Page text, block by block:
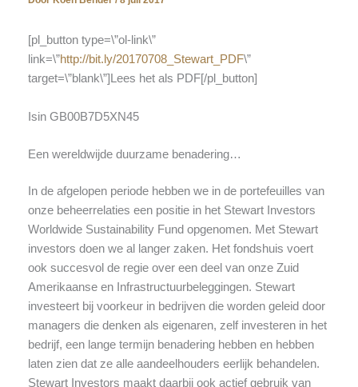
[pl_button type=\”ol-link\”
link=\”http://bit.ly/20170708_Stewart_PDF\”
target=\”blank\”]Lees het als PDF[/pl_button]
Isin GB00B7D5XN45
Een wereldwijde duurzame benadering…
In de afgelopen periode hebben we in de portefeuilles van
onze beheerrelaties een positie in het Stewart Investors
Worldwide Sustainability Fund opgenomen. Met Stewart
investors doen we al langer zaken. Het fondshuis voert
ook succesvol de regie over een deel van onze Zuid
Amerikaanse en Infrastructuurbeleggingen. Stewart
investeert bij voorkeur in bedrijven die worden geleid door
managers die denken als eigenaren, zelf investeren in het
bedrijf, een lange termijn benadering hebben en hebben
laten zien dat ze alle aandeelhouders eerlijk behandelen.
Stewart Investors maakt daarbij ook actief gebruik van